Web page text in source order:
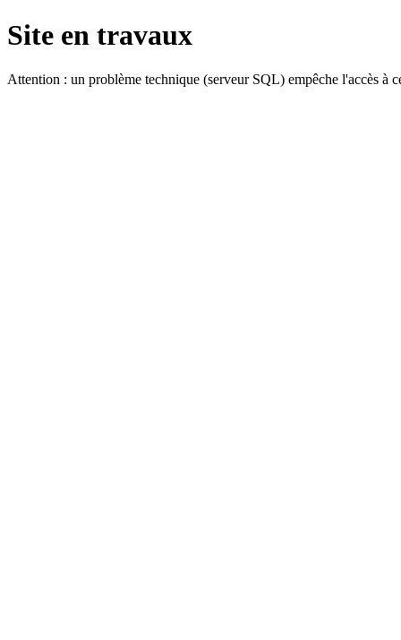
Site en travaux
Attention : un problème technique (serveur SQL) empêche l'accès à